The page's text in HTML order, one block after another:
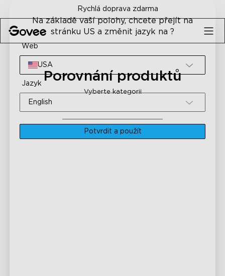
Rychlá doprava zdarma
Porovnání produktů
Vyberte kategorii
Na základě vaší polohy, chcete přejít na
stránku US a změnit jazyk na ?
Web
USA
Jazyk
English
Potvrdit a použít